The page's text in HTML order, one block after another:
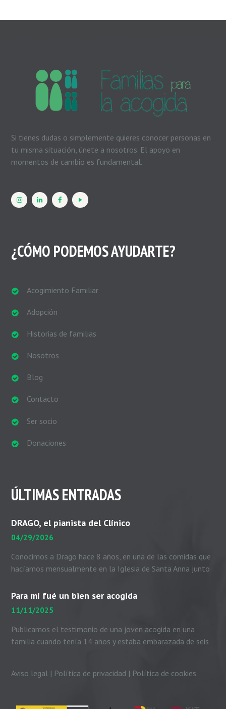
Si tienes dudas o simplemente quieres conocer personas en
tu misma situación, únete a nosotros. El apoyo en
momentos de cambio es fundamental.
¿CÓMO PODEMOS AYUDARTE?
Acogimiento Familiar
Adopción
Historias de familias
Nosotros
Blog
Contacto
Ser socio
Donaciones
ÚLTIMAS ENTRADAS
DRAGO, el pianista del Clínico
04/29/2026
Conocimos a Drago hace 8 años, en una de las comidas que
hacíamos mensualmente en la Iglesia de Santa Anna junto
Para mí fué un bien ser acogida
11/11/2025
Publicamos el testimonio de una joven acogida en una
familia cuando tenía 14 años y estaba embarazada de seis
Aviso legal | Política de privacidad | Política de cookies